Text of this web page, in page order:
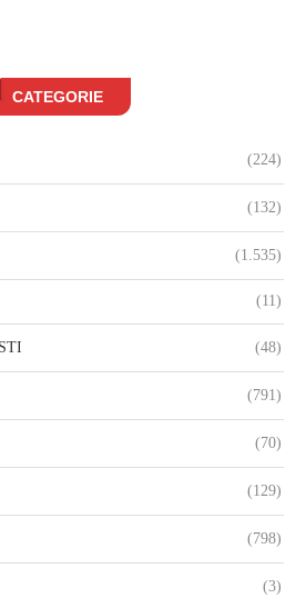
CATEGORIE
(224)
(132)
(1.535)
(11)
(48)
(791)
(70)
(129)
(798)
(3)